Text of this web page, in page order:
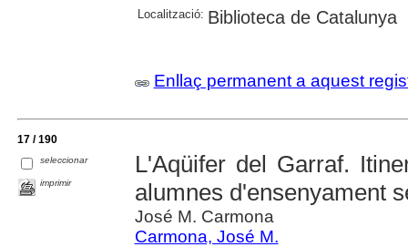
Localització: Biblioteca de Catalunya
Enllaç permanent a aquest
17 / 190
seleccionar
imprimir
L'Aqüifer del Garraf.
alumnes d'ensenyament
José M. Carmona
Carmona, José M.